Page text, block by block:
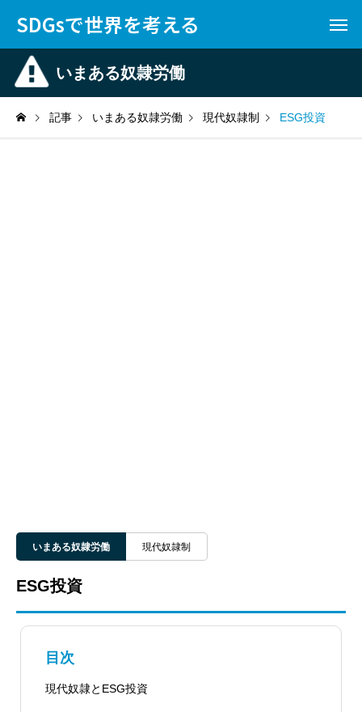
SDGsで世界を考える
いまある奴隷労働
記事 いまある奴隷労働 現代奴隷制 ESG投資
いまある奴隷労働 現代奴隷制
ESG投資
目次
現代奴隷とESG投資